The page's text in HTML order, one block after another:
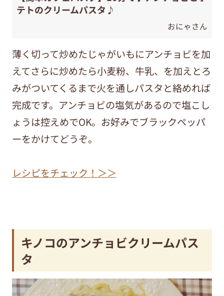
テトのクリームパスタ♪
おにゃさん
薄く切って炒めたじゃがいもにアンチョビを加
えてさらに炒めたら小麦粉、牛乳、を加えとろ
みがついてくるまで火を通しパスタと絡めれば
完成です。アンチョビの塩気があるので塩こし
ょうは控えめでOK。お好みでブラックペッパ
ーをかけてどうぞ。
レシピをチェック！＞＞
キノコのアンチョビクリームパス
タ